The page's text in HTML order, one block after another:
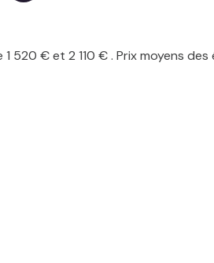
numéro 2024AC00108 agissant
€ et 2 110 € . Prix moyens des